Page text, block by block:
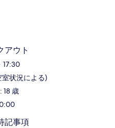
アウト
17:30
室状況による)
18 歳
記事項